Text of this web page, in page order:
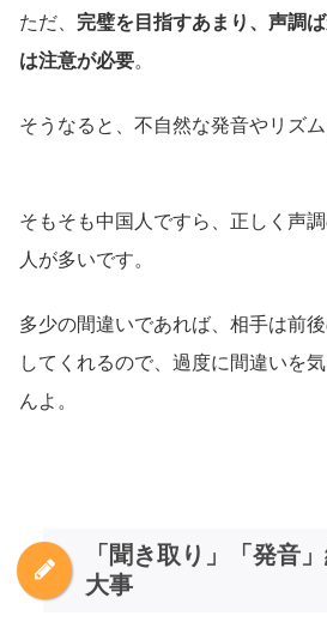
ただ、 完璧を目指すあまり、声調
は注意が必要。
そうなると、不自然な発音やリズム
そもそも中国人ですら、正しく声
人が多いです。
多少の間違いであれば、相手は前
してくれるので、過度に間違いを
んよ。
「聞き取り」「発音
大事